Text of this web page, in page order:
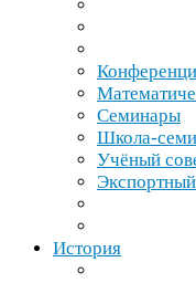
Семинары
Школа-​
Учёный
История